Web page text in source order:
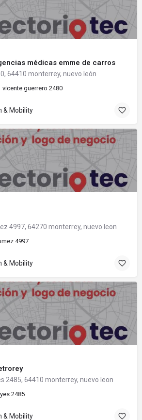
médicas emme de carros
64410 monterrey, nuevo león
vicente guerrero 2480
& Mobility
4997, 64270 monterrey, nuevo leon
4997
& Mobility
2485, 64410 monterrey, nuevo leon
2485
& Mobility